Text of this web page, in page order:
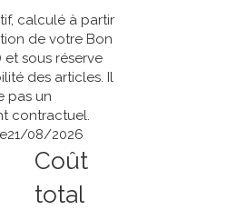
calculé à partir
de votre Bon
et sous réserve
des articles. Il
pas un
contractuel.
21/08/2026
Coût
total